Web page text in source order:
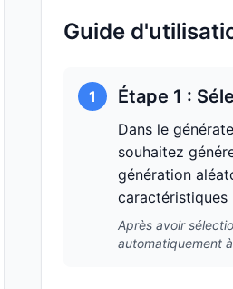
Guide
1 Étape 1 :
Dans le
souhaitez
génération
caractéristiques
Après avoir
automatiquement